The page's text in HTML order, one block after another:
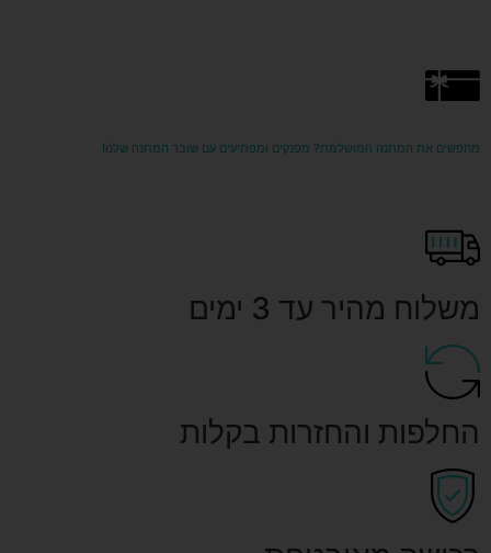
מחפשים את המתנה המושלמת? מפנקים ומפתיעים עם שובר המתנה שלנו!
משלוח מהיר עד 3 ימים
החלפות והחזרות בקלות